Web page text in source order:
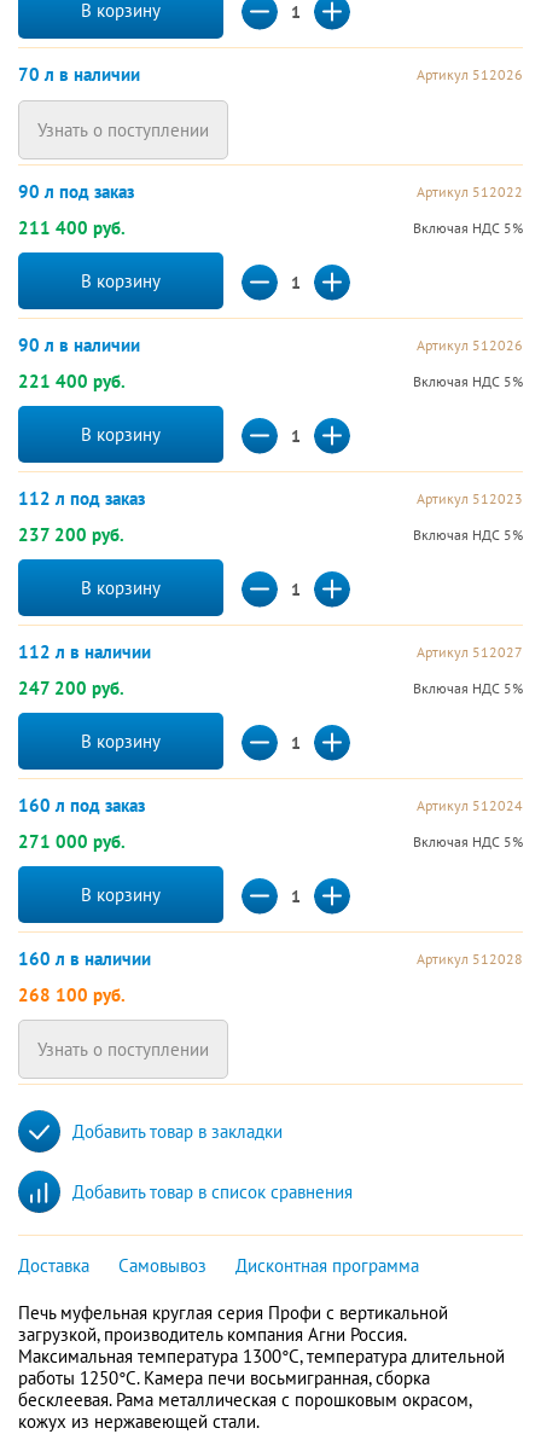
В корзину
70 л в наличии Артикул 512026
Узнать о поступлении
90 л под заказ Артикул 512022
211 400 руб. Включая НДС 5%
В корзину
90 л в наличии Артикул 512026
221 400 руб. Включая НДС 5%
В корзину
112 л под заказ Артикул 512023
237 200 руб. Включая НДС 5%
В корзину
112 л в наличии Артикул 512027
247 200 руб. Включая НДС 5%
В корзину
160 л под заказ Артикул 512024
271 000 руб. Включая НДС 5%
В корзину
160 л в наличии Артикул 512028
268 100 руб.
Узнать о поступлении
Добавить товар в закладки
Добавить товар в список сравнения
Доставка Самовывоз Дисконтная программа
Печь муфельная круглая серия Профи с вертикальной
загрузкой, производитель компания Агни Россия.
Максимальная температура 1300°С, температура длительной
работы 1250°С. Камера печи восьмигранная, сборка
бесклеевая. Рама металлическая с порошковым окрасом,
кожух из нержавеющей стали.